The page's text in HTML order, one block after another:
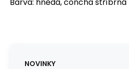
NOVINKY